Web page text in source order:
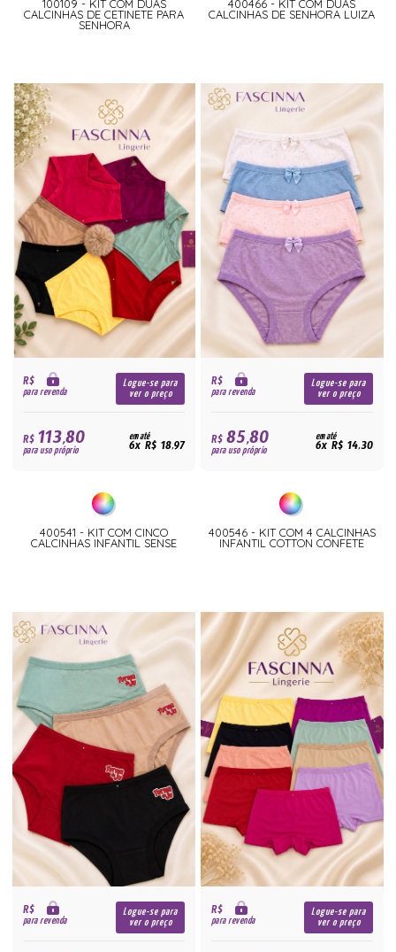
100109 - KIT COM DUAS
CALCINHAS DE CETINETE PARA
SENHORA
400466 - KIT COM DUAS
CALCINHAS DE SENHORA LUIZA
R$
para revenda
Logue-se para
ver o preço
R$113,80
para uso próprio
em até
6x R$ 18,97
400541 - KIT COM CINCO
CALCINHAS INFANTIL SENSE
R$
para revenda
Logue-se para
ver o preço
R$85,80
para uso próprio
em até
6x R$ 14,30
400546 - KIT COM 4 CALCINHAS
INFANTIL COTTON CONFETE
R$
para revenda
Logue-se para
ver o preço
R$
para revenda
Logue-se para
ver o preço